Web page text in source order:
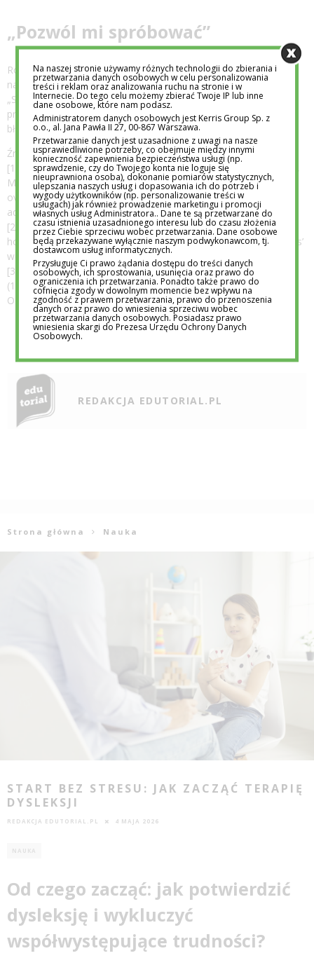
„Pozwól mi spróbować”
Rozwój nie przebiega w idealnych warunkach, dlatego
najważniejsze zdanie, jakie dziecko może usłyszeć, brzmi:
„Spróbuj sam, jestem obok”. Wtedy nasza pociecha ma
przestrzeń, by doświadczać, sprawdzać i uczyć się na własnych
błędach. A troska? To nie kontrola, tylko obecność.
Źródła:
[1] Developmental Psychology – Segrin, C., Woszidlo, A., Givertz,
M., Bauer, A., & Murphy, M. (2012). The association between
overparenting, parent-child communication, and entitlement and
adaptive traits in adult children. Journal of Family Relations.
[2] Helicopter Parenting – Schiffrin, H. H., et al. (2014). Helping or
hovering? The effects of helicopter parenting on college students’
well-being. Journal of Child and Family Studies.
[3] Erikson’s Stages of Psychosocial Development – Erik Erikson
(1963). Childhood and Society.
O Academy International
REDAKCJA EDUTORIAL.PL
Strona główna Nauka
START BEZ STRESU: JAK ZACZĄĆ TERAPIĘ
DYSLEKSJI
REDAKCJA EDUTORIAL.PL 4 MAJA 2026
NAUKA
Od czego zacząć: jak potwierdzić
dysleksję i wykluczyć
współwystępujące trudności?
Na naszej stronie używamy różnych technologii do zbierania i
przetwarzania danych osobowych w celu personalizowania
treści i reklam oraz analizowania ruchu na stronie i w
Internecie. Do tego celu możemy zbierać Twoje IP lub inne
dane osobowe, które nam podasz.
Administratorem danych osobowych jest Kerris Group Sp. z
o.o., al. Jana Pawła II 27, 00-867 Warszawa.
Przetwarzanie danych jest uzasadnione z uwagi na nasze
usprawiedliwione potrzeby, co obejmuje między innymi
konieczność zapewnienia bezpieczeństwa usługi (np.
sprawdzenie, czy do Twojego konta nie loguje się
nieuprawniona osoba), dokonanie pomiarów statystycznych,
ulepszania naszych usług i dopasowania ich do potrzeb i
wygody użytkowników (np. personalizowanie treści w
usługach) jak również prowadzenie marketingu i promocji
własnych usług Administratora.. Dane te są przetwarzane do
czasu istnienia uzasadnionego interesu lub do czasu złożenia
przez Ciebie sprzeciwu wobec przetwarzania. Dane osobowe
będą przekazywane wyłącznie naszym podwykonawcom, tj.
dostawcom usług informatycznych.
Przysługuje Ci prawo żądania dostępu do treści danych
osobowych, ich sprostowania, usunięcia oraz prawo do
ograniczenia ich przetwarzania. Ponadto także prawo do
cofnięcia zgody w dowolnym momencie bez wpływu na
zgodność z prawem przetwarzania, prawo do przenoszenia
danych oraz prawo do wniesienia sprzeciwu wobec
przetwarzania danych osobowych. Posiadasz prawo
wniesienia skargi do Prezesa Urzędu Ochrony Danych
Osobowych.